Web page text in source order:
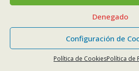
Denegado
Configuración de
Política de CookiesPolítica de